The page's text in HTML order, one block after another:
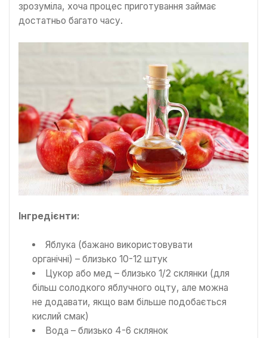
зрозуміла, хоча процес приготування займає
достатньо багато часу.
Інгредієнти:
Яблука (бажано використовувати
органічні) – близько 10-12 штук
Цукор або мед – близько 1/2 склянки (для
більш солодкого яблучного оцту, але можна
не додавати, якщо вам більше подобається
кислий смак)
Вода – близько 4-6 склянок